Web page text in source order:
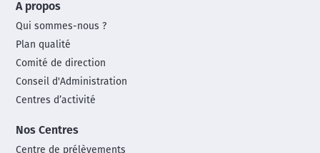
footer
menu
A propos
Qui sommes-nous ?
Plan qualité
Comité de direction
Conseil d'Administration
Centres d’activité
Nos Centres
Centre de prélèvements